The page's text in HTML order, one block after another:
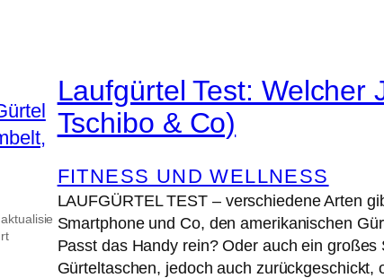
aktualisie
rt
Laufgürtel Test: Welcher
Tschibo & Co)
FITNESS UND WELLNESS
LAUFGÜRTEL TEST – verschiedene Arten
Smartphone und Co, den amerikanischen
Passt das Handy rein? Oder auch ein
Gürteltaschen, jedoch auch